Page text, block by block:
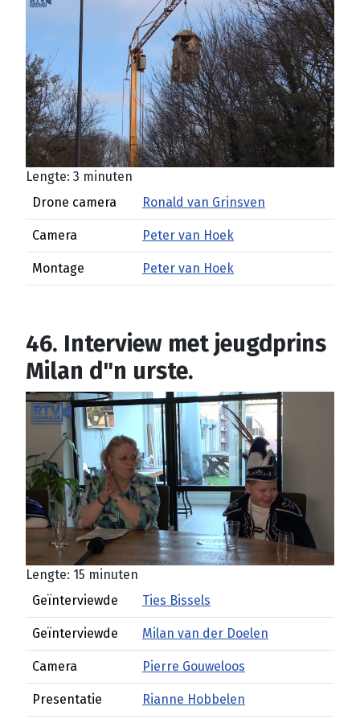
Lengte: 3 minuten
Drone camera
Ronald van Grinsven
Camera Peter van Hoek
Montage Peter van Hoek
46. Interview met jeugdprins
Milan d"n urste.
Lengte: 15 minuten
Geïnterviewde
Ties Bissels
Geïnterviewde Milan van der Doelen
Camera Pierre Gouweloos
Presentatie Rianne Hobbelen